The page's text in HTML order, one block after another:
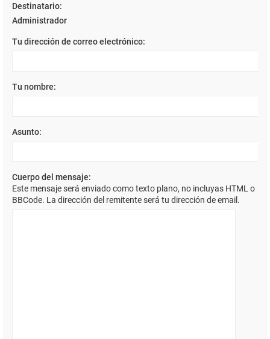
Destinatario:
Administrador
Tu dirección de correo electrónico:
Tu nombre:
Asunto:
Cuerpo del mensaje:
Este mensaje será enviado como texto plano, no incluyas HTML o
BBCode. La dirección del remitente será tu dirección de email.